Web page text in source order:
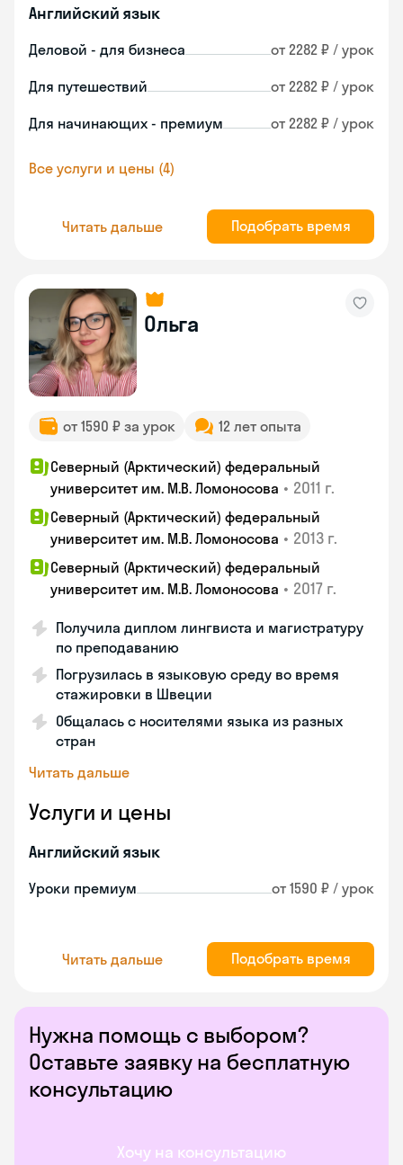
Нужна помощь с выбором?
Оставьте заявку на бесплатную
консультацию
Хочу на консультацию
Английский язык
Деловой - для бизнеса от 2282 ₽ / урок
Для путешествий от 2282 ₽ / урок
Для начинающих - премиум от 2282 ₽ / урок
Все услуги и цены (4)
Читать дальше Подобрать время
Ольга
от 1590 ₽ за урок 12 лет опыта
Северный (Арктический) федеральный
университет им. М.В. Ломоносова • 2011 г.
Северный (Арктический) федеральный
университет им. М.В. Ломоносова • 2013 г.
Северный (Арктический) федеральный
университет им. М.В. Ломоносова • 2017 г.
Получила диплом лингвиста и магистратуру
по преподаванию
Погрузилась в языковую среду во время
стажировки в Швеции
Общалась с носителями языка из разных
стран
Читать дальше
Услуги и цены
Английский язык
Уроки премиум от 1590 ₽ / урок
Читать дальше Подобрать время